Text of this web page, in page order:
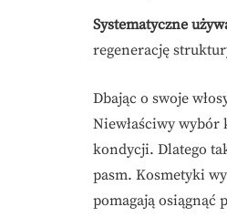
Systematyczne
regenerację
Dbając o swoje
Niewłaściwy wybór
kondycji. Dlatego
pasm. Kosmetyki
pomagają osiągnąć